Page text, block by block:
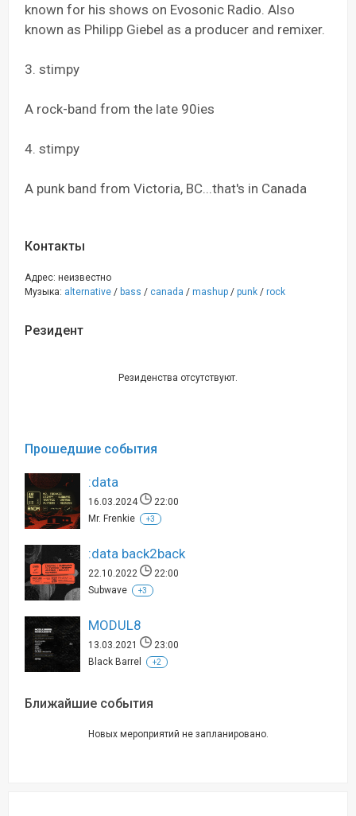
known for his shows on Evosonic Radio. Also
known as Philipp Giebel as a producer and remixer.
3. stimpy
A rock-band from the late 90ies
4. stimpy
A punk band from Victoria, BC...that's in Canada
Контакты
Адрес: неизвестно
Музыка: alternative / bass / canada / mashup / punk / rock
Резидент
Резиденства отсутствуют.
Прошедшие события
:data
16.03.2024
22:00
Mr. Frenkie
+3
:data back2back
22.10.2022
22:00
Subwave
+3
MODUL8
13.03.2021
23:00
Black Barrel
+2
Ближайшие события
Новых мероприятий не запланировано.